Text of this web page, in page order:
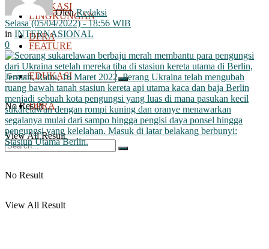
EDUKASI
DPRA
No Result
View All Result
LINGKUNGAN
FEATURE
EDUKASI
DPRA
No Result
View All Result
Oleh Redaksi
Selasa (05/04/2022) - 18:56 WIB
in INTERNASIONAL
0